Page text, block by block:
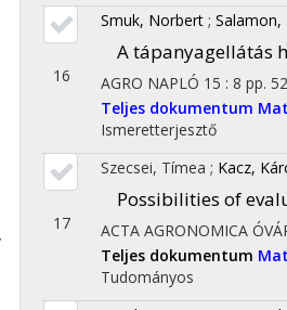
16
Smuk, Norbert ; Salamon,
A tápanyagellátás
AGRO NAPLÓ 15 : 8 pp.
Teljes dokumentum
Ismeretterjesztő
17
Szecsei, Tímea ; Kacz,
Possibilities of
ACTA AGRONOMICA
Teljes dokumentum
Tudományos